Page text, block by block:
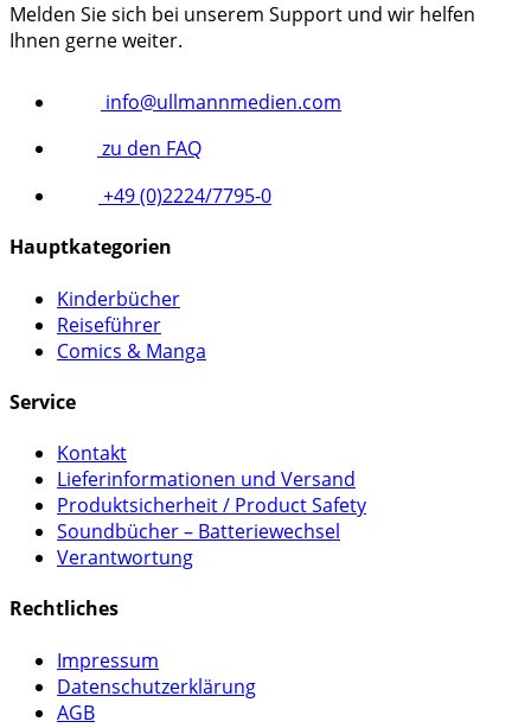
Melden Sie sich bei unserem Support und wir helfen
Ihnen gerne weiter.
info@ullmannmedien.com
zu den FAQ
+49 (0)2224/7795-0
Hauptkategorien
Kinderbücher
Reiseführer
Comics & Manga
Service
Kontakt
Lieferinformationen und Versand
Produktsicherheit / Product Safety
Soundbücher – Batteriewechsel
Verantwortung
Rechtliches
Impressum
Datenschutzerklärung
AGB